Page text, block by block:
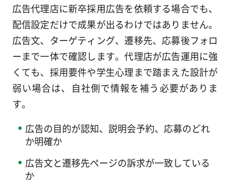
広告代理店に新卒採用広告を依頼する場合でも、
配信設定だけで成果が出るわけではありません。
広告文、ターゲティング、遷移先、応募後フォロ
ーまで一体で確認します。代理店が広告運用に強
くても、採用要件や学生心理まで踏まえた設計が
弱い場合は、自社側で情報を補う必要がありま
す。
広告の目的が認知、説明会予約、応募のどれ
か明確か
広告文と遷移先ページの訴求が一致している
か